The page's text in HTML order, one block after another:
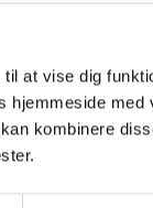
at vise dig
med
kombinere
Rehabilitation
and/or Drugs